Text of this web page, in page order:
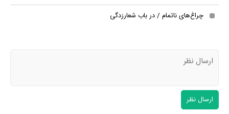
چراغ‌های ناتمام / در‌ باب شعارزدگی
ارسال نظر